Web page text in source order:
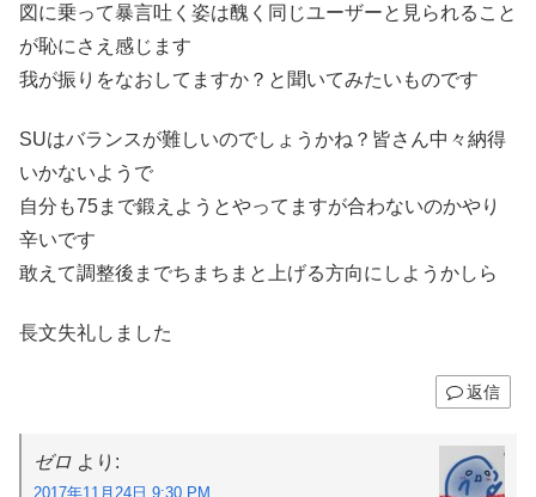
図に乗って暴言吐く姿は醜く同じユーザーと見られること
が恥にさえ感じます
我が振りをなおしてますか？と聞いてみたいものです
SUはバランスが難しいのでしょうかね？皆さん中々納得
いかないようで
自分も75まで鍛えようとやってますが合わないのかやり
辛いです
敢えて調整後までちまちまと上げる方向にしようかしら
長文失礼しました
返信
ゼロ より:
2017年11月24日 9:30 PM